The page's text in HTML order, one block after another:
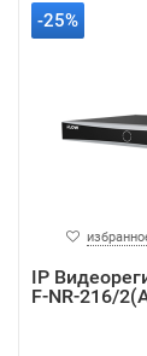
-25%
IP
F-NR-216/